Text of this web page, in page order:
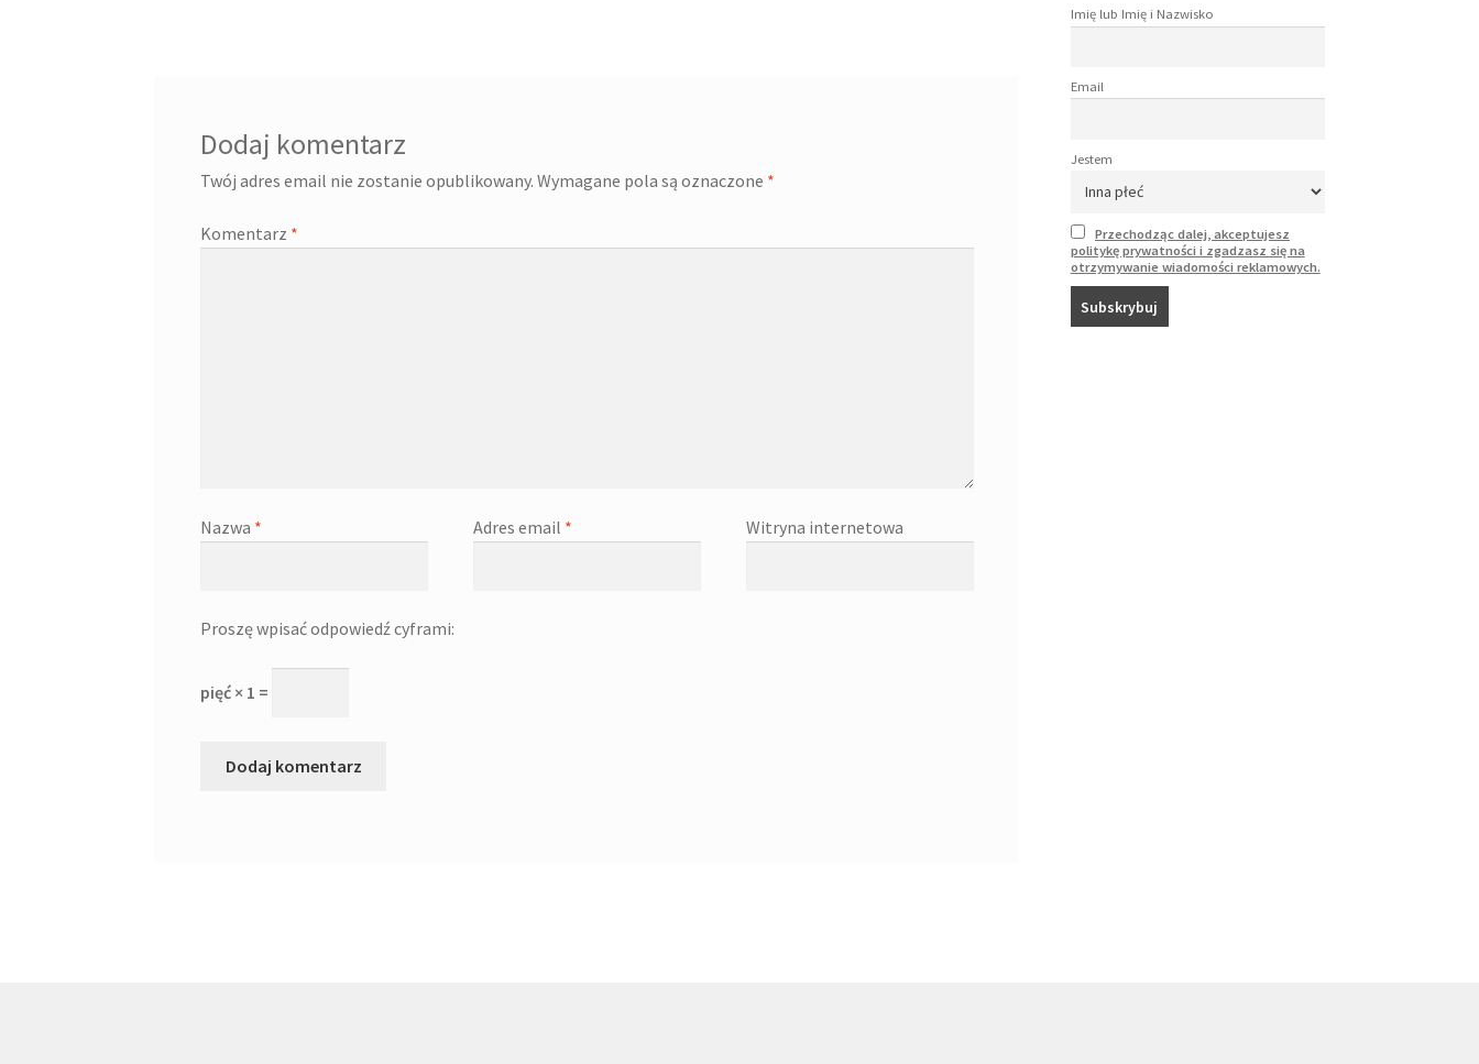
Dodaj komentarz
Twój adres email nie zostanie opublikowany. Wymagane pola są oznaczone *
Komentarz *
Nazwa * Adres email * Witryna internetowa
Proszę wpisać odpowiedź cyframi:
pięć × 1 =
Imię lub Imię i Nazwisko
Email
Jestem
Przechodząc dalej, akceptujesz
politykę prywatności i zgadzasz się na
otrzymywanie wiadomości reklamowych.